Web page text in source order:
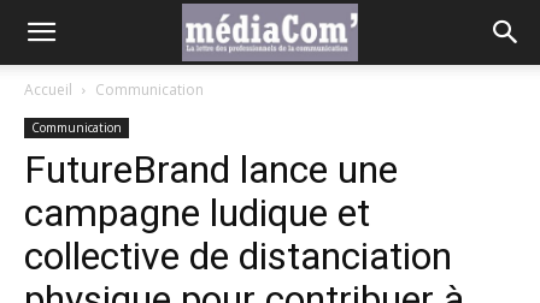
Accueil Communication
Communication
FutureBrand lance une
campagne ludique et
collective de distanciation